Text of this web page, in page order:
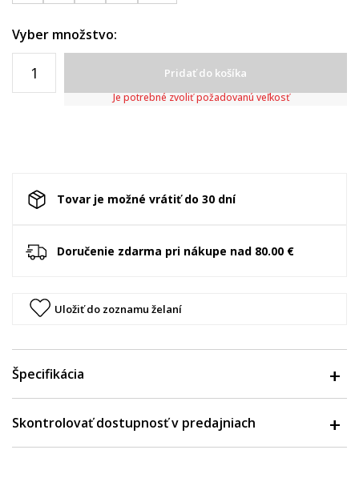
Vyber množstvo:
Pridať do košíka
Je potrebné zvoliť požadovanú veľkosť
Tovar je možné vrátiť do 30 dní
Doručenie zdarma pri nákupe nad 80.00 €
Uložiť do zoznamu želaní
Špecifikácia
Skontrolovať dostupnosť v predajniach